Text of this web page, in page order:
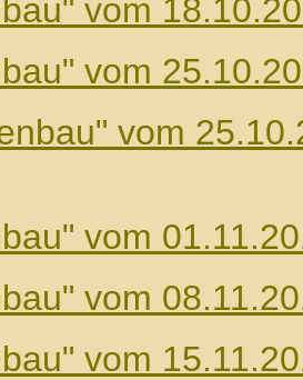
vom
vom
vom
vom
vom
vom